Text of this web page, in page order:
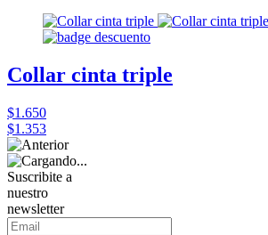
Collar cinta triple
$1.650
$1.353
Suscribite a
nuestro
newsletter